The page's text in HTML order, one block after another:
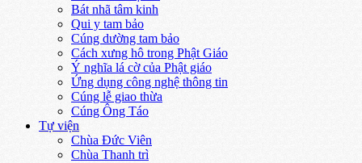
Bát nhã tâm kinh
Qui y tam bảo
Cúng dường tam bảo
Cách xưng hô trong Phật Giáo
Ý nghĩa lá cờ của Phật giáo
Ứng dụng công nghệ thông tin
Cúng lễ giao thừa
Cúng Ông Táo
Tự viện
Chùa Đức Viên
Chùa Thanh trì